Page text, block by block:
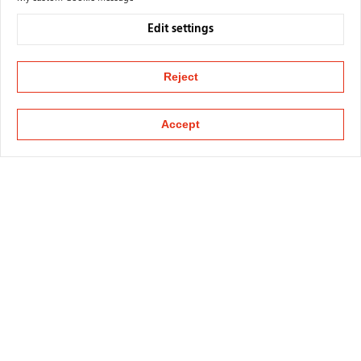
Edit settings
Reject
Accept